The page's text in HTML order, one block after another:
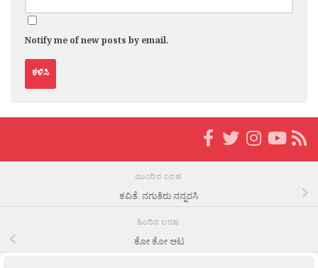
Notify me of new posts by email.
ಮುಂದಿನ ಬರಹ
ಕವಿತೆ: ನಗುತಿರು ನನ್ನರಸಿ
ಹಿಂದಿನ ಬರಹ
ಕೋ ಕೋ ಆಟ